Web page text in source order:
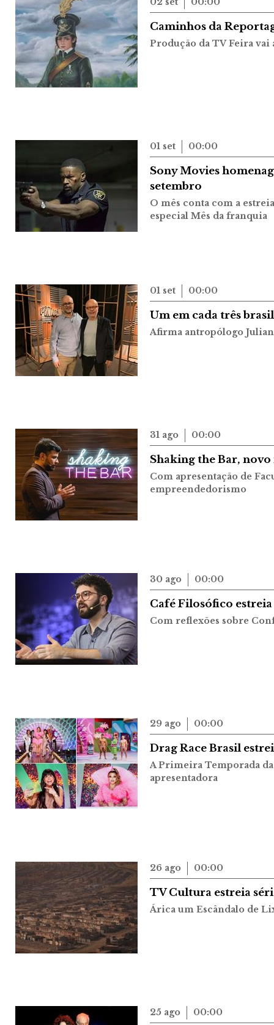
Caminhos da
Produção da TV Feira
01 set 00:00
Sony Movies
setembro
O mês conta com a
especial Mês da franquia
01 set 00:00
Um em cada três
Afirma antropólogo
31 ago 00:00
Shaking the Bar,
Com apresentação de
empreendedorismo
30 ago 00:00
Café Filosófico
Com reflexões sobre
29 ago 00:00
Drag Race Brasil
A Primeira Temporada
apresentadora
26 ago 00:00
TV Cultura estreia
Árica um Escândalo de
25 ago 00:00